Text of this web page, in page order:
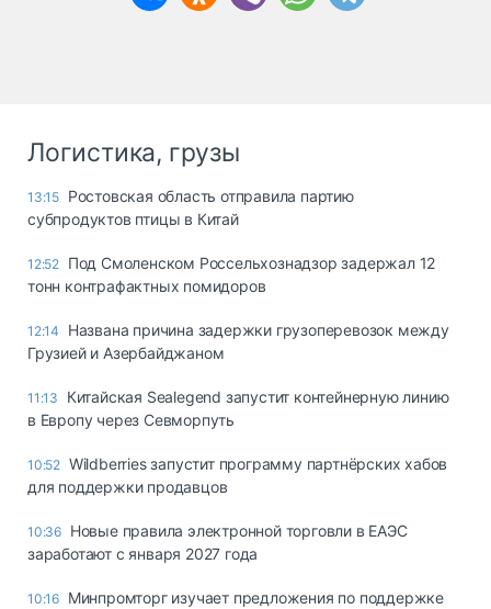
Логистика, грузы
13:15 Ростовская область отправила партию
субпродуктов птицы в Китай
12:52 Под Смоленском Россельхознадзор задержал 12
тонн контрафактных помидоров
12:14
Названа причина задержки грузоперевозок между
Грузией и Азербайджаном
11:13
Китайская Sealegend запустит контейнерную линию
в Европу через Севморпуть
10:52 Wildberries запустит программу партнёрских хабов
для поддержки продавцов
10:36 Новые правила электронной торговли в ЕАЭС
заработают с января 2027 года
10:16 Минпромторг изучает предложения по поддержке